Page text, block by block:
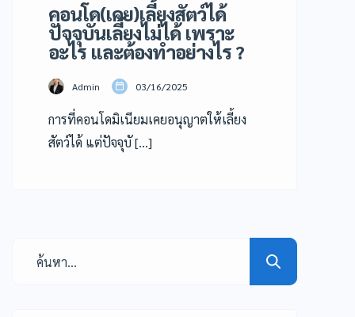
คอนโด(เคย)เลี้ยงสัตว์ได้
ปัจจุบันเลี้ยงไม่ได้ เพราะ
อะไร และต้องทำอย่างไร ?
Admin 03/16/2025
การที่คอนโดมิเนียมเคยอนุญาตให้เลี้ยง
สัตว์ได้ แต่ปัจจุบั […]